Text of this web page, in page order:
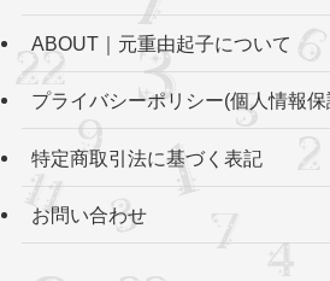
ABOUT｜元重由起子について
プライバシーポリシー(個人情報
特定商取引法に基づく表記
お問い合わせ